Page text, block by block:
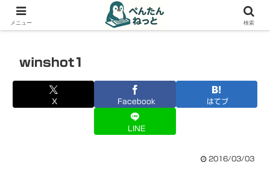
PCやガジェットの備忘録
winshot1
X Facebook はてブ
LINE
2016/03/03
メニュー 検索